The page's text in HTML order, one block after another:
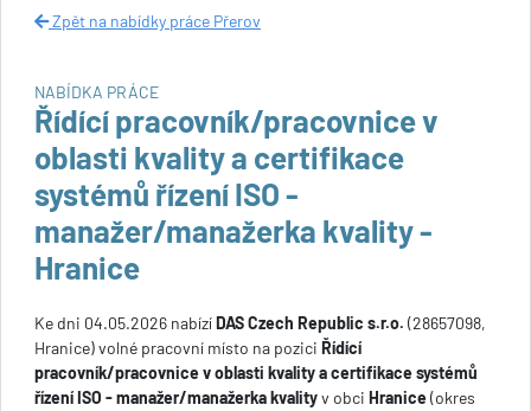
Zpět na nabídky práce Přerov
NABÍDKA PRÁCE
Řídící pracovník/pracovnice v
oblasti kvality a certifikace
systémů řízení ISO -
manažer/manažerka kvality -
Hranice
Ke dni 04.05.2026 nabízíDAS Czech Republic s.r.o. (28657098,
Hranice) volné pracovní místo na pozici Řídící
pracovník/pracovnice v oblasti kvality a certifikace systémů
řízení ISO - manažer/manažerka kvalityv obci Hranice (okres